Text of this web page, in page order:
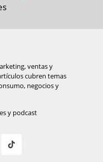
ventas y
cubren temas
negocios y
y podcast